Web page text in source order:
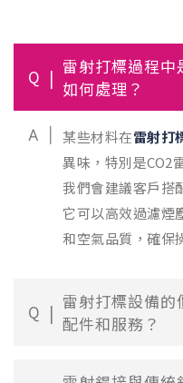
Q
雷射打標過程中
如何處理？
A 某些材料在雷射打
異味，特別是CO2
我們會建議客戶搭
它可以高效過濾煙
和空氣品質，確保
Q
雷射打標設備
配件和服務？